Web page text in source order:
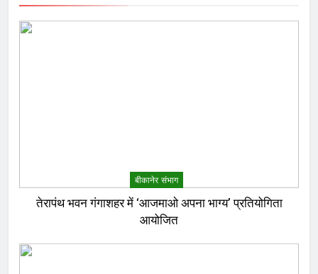
बीकानेर संभाग
तेरापंथ भवन गंगाशहर में ‘आजमाओ अपना भाग्य’ प्रतियोगिता
आयोजित